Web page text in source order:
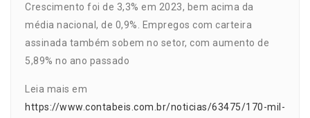
Crescimento foi de 3,3% em 2023, bem acima da
média nacional, de 0,9%. Empregos com carteira
assinada também sobem no setor, com aumento de
5,89% no ano passado
Leia mais em
https://www.contabeis.com.br/noticias/63475/170-mil-